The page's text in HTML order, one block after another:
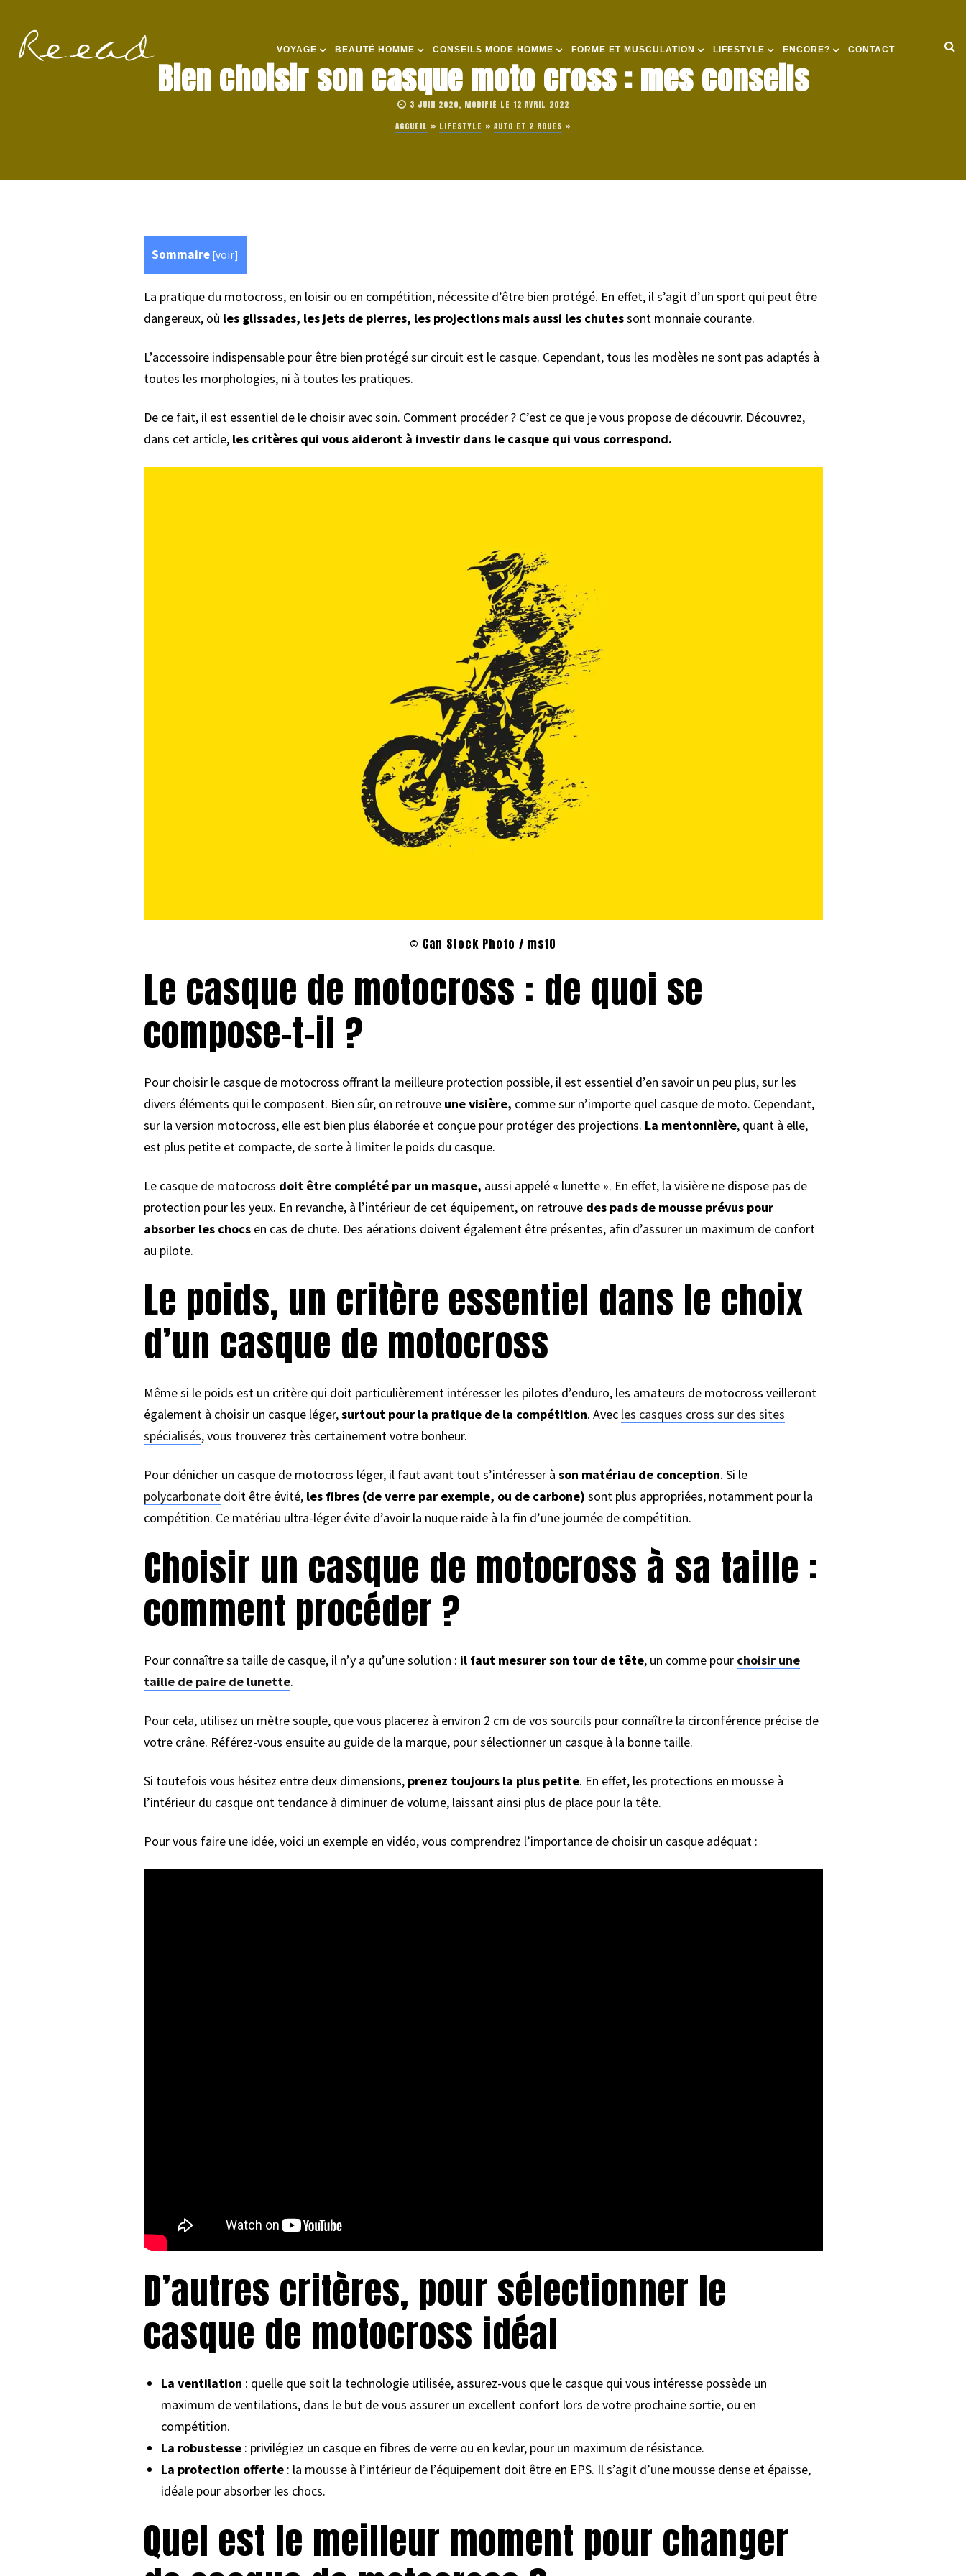
VOYAGE BEAUTÉ HOMME CONSEILS MODE HOMME FORME ET MUSCULATION LIFESTYLE ENCORE? CONTACT
Bien choisir son casque moto cross : mes conseils
3 JUIN 2020, MODIFIÉ LE 12 AVRIL 2022
ACCUEIL » LIFESTYLE » AUTO ET 2 ROUES »
Sommaire [voir]
La pratique du motocross, en loisir ou en compétition, nécessite d’être bien protégé. En effet, il s’agit d’un sport qui peut être
dangereux, où les glissades, les jets de pierres, les projections mais aussi les chutessont monnaie courante.
L’accessoire indispensable pour être bien protégé sur circuit est le casque. Cependant, tous les modèles ne sont pas adaptés à
toutes les morphologies, ni à toutes les pratiques.
De ce fait, il est essentiel de le choisir avec soin. Comment procéder ? C’est ce que je vous propose de découvrir. Découvrez,
dans cet article, les critères qui vous aideront à investir dans le casque qui vous correspond.
© Can Stock Photo / ms10
Le casque de motocross : de quoi se
compose-t-il ?
Pour choisir le casque de motocross offrant la meilleure protection possible, il est essentiel d’en savoir un peu plus, sur les
divers éléments qui le composent. Bien sûr, on retrouve une visière, comme sur n’importe quel casque de moto. Cependant,
sur la version motocross, elle est bien plus élaborée et conçue pour protéger des projections. La mentonnière, quant à elle,
est plus petite et compacte, de sorte à limiter le poids du casque.
Le casque de motocross doit être complété par un masque, aussi appelé « lunette ». En effet, la visière ne dispose pas de
protection pour les yeux. En revanche, à l’intérieur de cet équipement, on retrouve des pads de mousse prévus pour
absorber les chocsen cas de chute. Des aérations doivent également être présentes, afin d’assurer un maximum de confort
au pilote.
Le poids, un critère essentiel dans le choix
d’un casque de motocross
Même si le poids est un critère qui doit particulièrement intéresser les pilotes d’enduro, les amateurs de motocross veilleront
également à choisir un casque léger,surtout pour la pratique de la compétition. Avec les casques cross sur des sites
spécialisés, vous trouverez très certainement votre bonheur.
Pour dénicher un casque de motocross léger, il faut avant tout s’intéresser à son matériau de conception. Si le
polycarbonatedoit être évité, les fibres (de verre par exemple, ou de carbone) sont plus appropriées, notamment pour la
compétition. Ce matériau ultra-léger évite d’avoir la nuque raide à la fin d’une journée de compétition.
Choisir un casque de motocross à sa taille :
comment procéder ?
Pour connaître sa taille de casque, il n’y a qu’une solution : il faut mesurer son tour de tête, un comme pour choisir une
taille de paire de lunette.
Pour cela, utilisez un mètre souple, que vous placerez à environ 2 cm de vos sourcils pour connaître la circonférence précise de
votre crâne. Référez-vous ensuite au guide de la marque, pour sélectionner un casque à la bonne taille.
Si toutefois vous hésitez entre deux dimensions, prenez toujours la plus petite. En effet, les protections en mousse à
l’intérieur du casque ont tendance à diminuer de volume, laissant ainsi plus de place pour la tête.
Pour vous faire une idée, voici un exemple en vidéo, vous comprendrez l’importance de choisir un casque adéquat :
D’autres critères, pour sélectionner le
casque de motocross idéal
La ventilation : quelle que soit la technologie utilisée, assurez-vous que le casque qui vous intéresse possède un
maximum de ventilations, dans le but de vous assurer un excellent confort lors de votre prochaine sortie, ou en
compétition.
La robustesse: privilégiez un casque en fibres de verre ou en kevlar, pour un maximum de résistance.
La protection offerte: la mousse à l’intérieur de l’équipement doit être en EPS. Il s’agit d’une mousse dense et épaisse,
idéale pour absorber les chocs.
Quel est le meilleur moment pour changer